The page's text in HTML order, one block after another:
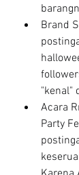
Brand
"kenal"
Acara
Party